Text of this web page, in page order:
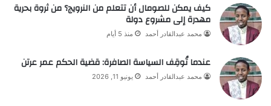
كيف يمكن للصومال أن تتعلم من النرويج؟ من ثروة بحرية
مهدرة إلى مشروع دولة
محمد عبدالقادر أحمد منذ 5 أيام
عندما تُوقِف السياسة الصافرة: قضية الحكم عمر عرتن
محمد عبدالقادر أحمد يونيو 11, 2026